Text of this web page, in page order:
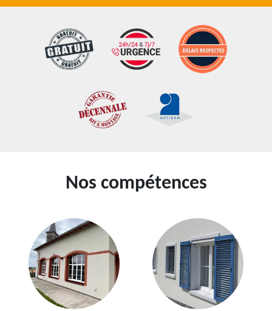
Nos compétences